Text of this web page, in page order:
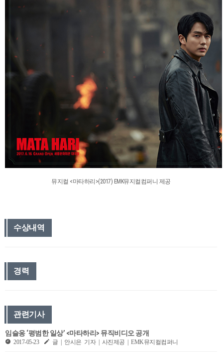
뮤지컬 <마타하리>(2017) EMK뮤지컬컴퍼니 제공
수상내역
경력
관련기사
임슬옹 ‘평범한 일상’ <마타하리> 뮤직비디오 공개
2017-05-23 글 | 안시은 기자 | 사진제공 | EMK뮤지컬컴퍼니